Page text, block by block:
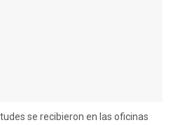
se recibieron en las oficinas